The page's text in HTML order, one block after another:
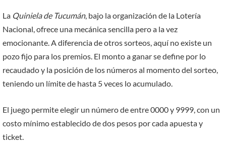
La Quiniela de Tucumán, bajo la organización de la Lotería
Nacional, ofrece una mecánica sencilla pero a la vez
emocionante. A diferencia de otros sorteos, aquí no existe un
pozo fijo para los premios. El monto a ganar se define por lo
recaudado y la posición de los números al momento del sorteo,
teniendo un límite de hasta 5 veces lo acumulado.
El juego permite elegir un número de entre 0000 y 9999, con un
costo mínimo establecido de dos pesos por cada apuesta y
ticket.